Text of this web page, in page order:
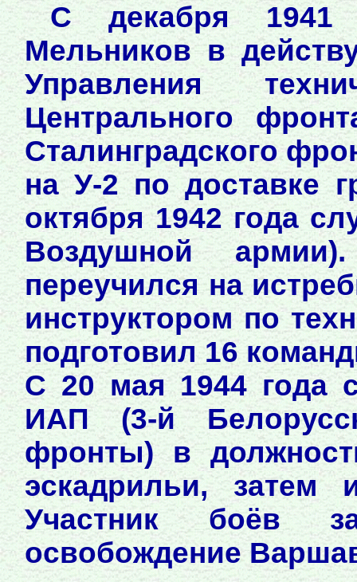
С декабря
Мельников в
Управления
Центрального
Сталинградского
на У-2 по доставке
октября 1942 года
Воздушной
переучился на
инструктором по
подготовил 16
С 20 мая 1944 года
ИАП (3-й
фронты) в
эскадрильи, затем
Участник боёв
освобождение